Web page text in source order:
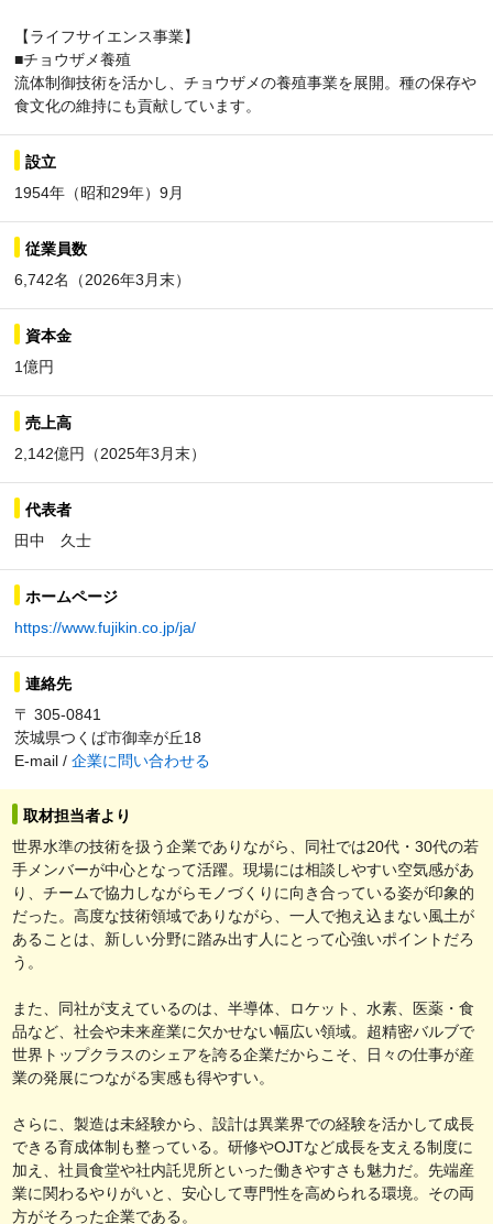
【ライフサイエンス事業】
■チョウザメ養殖
流体制御技術を活かし、チョウザメの養殖事業を展開。種の保存や
食文化の維持にも貢献しています。
設立
1954年（昭和29年）9月
従業員数
6,742名（2026年3月末）
資本金
1億円
売上高
2,142億円（2025年3月末）
代表者
田中 久士
ホームページ
https://www.fujikin.co.jp/ja/
連絡先
〒 305-0841
茨城県つくば市御幸が丘18
E-mail / 企業に問い合わせる
取材担当者より
世界水準の技術を扱う企業でありながら、同社では20代・30代の若
手メンバーが中心となって活躍。現場には相談しやすい空気感があ
り、チームで協力しながらモノづくりに向き合っている姿が印象的
だった。高度な技術領域でありながら、一人で抱え込まない風土が
あることは、新しい分野に踏み出す人にとって心強いポイントだろ
う。
また、同社が支えているのは、半導体、ロケット、水素、医薬・食
品など、社会や未来産業に欠かせない幅広い領域。超精密バルブで
世界トップクラスのシェアを誇る企業だからこそ、日々の仕事が産
業の発展につながる実感も得やすい。
さらに、製造は未経験から、設計は異業界での経験を活かして成長
できる育成体制も整っている。研修やOJTなど成長を支える制度に
加え、社員食堂や社内託児所といった働きやすさも魅力だ。先端産
業に関わるやりがいと、安心して専門性を高められる環境。その両
方がそろった企業である。